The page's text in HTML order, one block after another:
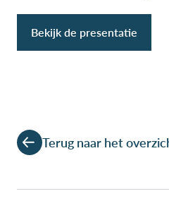
Bekijk de presentatie
Terug naar het